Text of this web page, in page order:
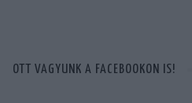
OTT VAGYUNK A FACEBOOKON IS!